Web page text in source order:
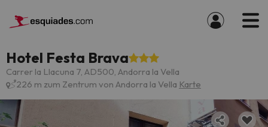
Hotel Festa Brava
Carrer la Llacuna 7, AD500, Andorra la Vella
226 m zum Zentrum von Andorra la Vella Karte